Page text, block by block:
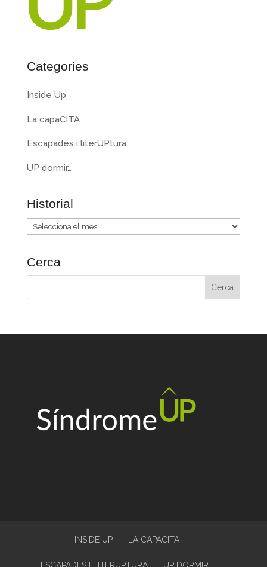
Categories
Inside Up
La capaCITA
Escapades i literUPtura
UP dormir…
Historial
Historial
Cerca
INSIDE UP LA CAPACITA